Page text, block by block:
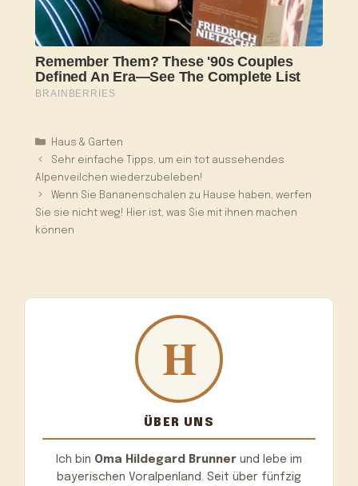
Kategorien
Haus & Garten
Sehr einfache Tipps, um ein tot aussehendes
Alpenveilchen wiederzubeleben!
Wenn Sie Bananenschalen zu Hause haben, werfen
Sie sie nicht weg! Hier ist, was Sie mit ihnen machen
können
ÜBER UNS
Ich bin Oma Hildegard Brunner und lebe im
bayerischen Voralpenland. Seit über fünfzig